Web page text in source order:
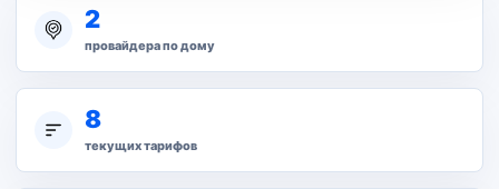
2
провайдера по дому
8
текущих тарифов